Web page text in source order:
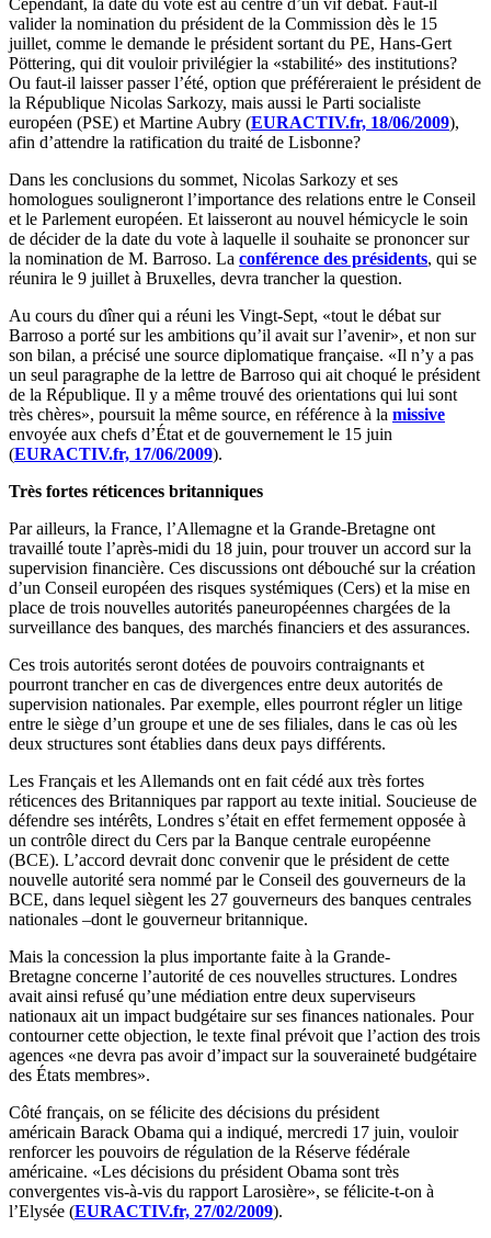
Cependant, la date du vote est au centre d’un vif débat. Faut-il
valider la nomination du président de la Commission dès le 15
juillet, comme le demande le président sortant du PE, Hans-Gert
Pöttering, qui dit vouloir privilégier la «stabilité» des institutions?
Ou faut-il laisser passer l’été, option que préféreraient le président de
la République Nicolas Sarkozy, mais aussi le Parti socialiste
européen (PSE) et Martine Aubry (EURACTIV.fr, 18/06/2009),
afin d’attendre la ratification du traité de Lisbonne?
Dans les conclusions du sommet, Nicolas Sarkozy et ses
homologues souligneront l’importance des relations entre le Conseil
et le Parlement européen. Et laisseront au nouvel hémicycle le soin
de décider de la date du vote à laquelle il souhaite se prononcer sur
la nomination de M. Barroso. La conférence des présidents, qui se
réunira le 9 juillet à Bruxelles, devra trancher la question.
Au cours du dîner qui a réuni les Vingt-Sept, «tout le débat sur
Barroso a porté sur les ambitions qu’il avait sur l’avenir», et non sur
son bilan, a précisé une source diplomatique française. «Il n’y a pas
un seul paragraphe de la lettre de Barroso qui ait choqué le président
de la République. Il y a même trouvé des orientations qui lui sont
très chères», poursuit la même source, en référence à la missive
envoyée aux chefs d’État et de gouvernement le 15 juin
(EURACTIV.fr, 17/06/2009).
Très fortes réticences britanniques
Par ailleurs, la France, l’Allemagne et la Grande-Bretagne ont
travaillé toute l’après-midi du 18 juin, pour trouver un accord sur la
supervision financière. Ces discussions ont débouché sur la création
d’un Conseil européen des risques systémiques (Cers) et la mise en
place de trois nouvelles autorités paneuropéennes chargées de la
surveillance des banques, des marchés financiers et des assurances.
Ces trois autorités seront dotées de pouvoirs contraignants et
pourront trancher en cas de divergences entre deux autorités de
supervision nationales. Par exemple, elles pourront régler un litige
entre le siège d’un groupe et une de ses filiales, dans le cas où les
deux structures sont établies dans deux pays différents.
Les Français et les Allemands ont en fait cédé aux très fortes
réticences des Britanniques par rapport au texte initial. Soucieuse de
défendre ses intérêts, Londres s’était en effet fermement opposée à
un contrôle direct du Cers par la Banque centrale européenne
(BCE). L’accord devrait donc convenir que le président de cette
nouvelle autorité sera nommé par le Conseil des gouverneurs de la
BCE, dans lequel siègent les 27 gouverneurs des banques centrales
nationales –dont le gouverneur britannique.
Mais la concession la plus importante faite à la Grande-
Bretagne concerne l’autorité de ces nouvelles structures. Londres
avait ainsi refusé qu’une médiation entre deux superviseurs
nationaux ait un impact budgétaire sur ses finances nationales. Pour
contourner cette objection, le texte final prévoit que l’action des trois
agences «ne devra pas avoir d’impact sur la souveraineté budgétaire
des États membres».
Côté français, on se félicite des décisions du président
américain Barack Obama qui a indiqué, mercredi 17 juin, vouloir
renforcer les pouvoirs de régulation de la Réserve fédérale
américaine. «Les décisions du président Obama sont très
convergentes vis-à-vis du rapport Larosière», se félicite-t-on à
l’Elysée (EURACTIV.fr, 27/02/2009).